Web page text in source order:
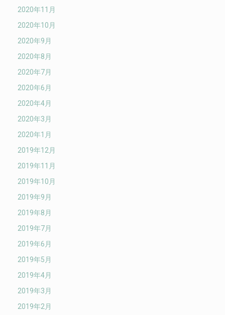
2020年11月
2020年10月
2020年9月
2020年8月
2020年7月
2020年6月
2020年4月
2020年3月
2020年1月
2019年12月
2019年11月
2019年10月
2019年9月
2019年8月
2019年7月
2019年6月
2019年5月
2019年4月
2019年3月
2019年2月